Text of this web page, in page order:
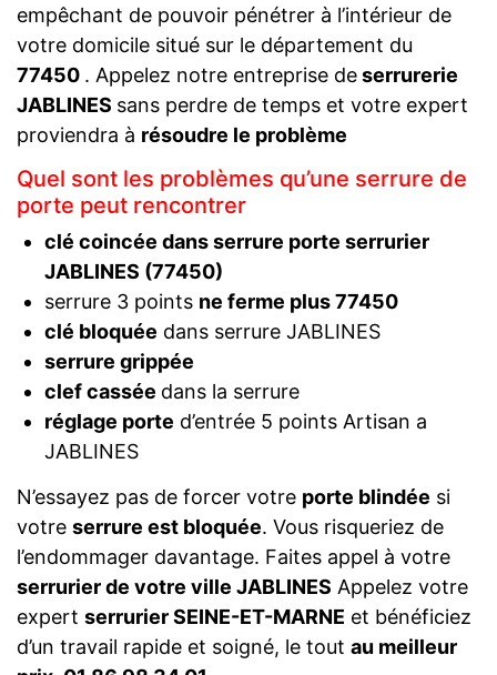
empêchant de pouvoir pénétrer à l’intérieur de
votre domicile situé sur le département du
77450 . Appelez notre entreprise deserrurerie
JABLINES sans perdre de temps et votre expert
proviendra à résoudre le problème
Quel sont les problèmes qu’une serrure de
porte peut rencontrer
clé coincée dans serrure porte serrurier
JABLINES (77450)
serrure 3 points ne ferme plus 77450
clé bloquée dans serrure JABLINES
serrure grippée
clef cassée dans la serrure
réglage porte d’entrée 5 points Artisan a
JABLINES
N’essayez pas de forcer votre porte blindée si
votre serrure est bloquée. Vous risqueriez de
l’endommager davantage. Faites appel à votre
serrurier de votre ville JABLINES Appelez votre
expert serrurier SEINE-ET-MARNE et bénéficiez
d’un travail rapide et soigné, le tout au meilleur